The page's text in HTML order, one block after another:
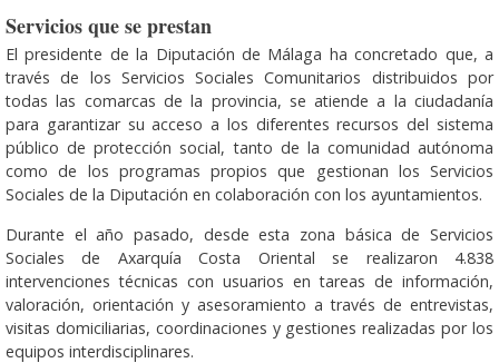
Servicios que se prestan
El presidente de la Diputación de Málaga ha concretado que, a
través de los Servicios Sociales Comunitarios distribuidos por
todas las comarcas de la provincia, se atiende a la ciudadanía
para garantizar su acceso a los diferentes recursos del sistema
público de protección social, tanto de la comunidad autónoma
como de los programas propios que gestionan los Servicios
Sociales de la Diputación en colaboración con los ayuntamientos.
Durante el año pasado, desde esta zona básica de Servicios
Sociales de Axarquía Costa Oriental se realizaron 4.838
intervenciones técnicas con usuarios en tareas de información,
valoración, orientación y asesoramiento a través de entrevistas,
visitas domiciliarias, coordinaciones y gestiones realizadas por los
equipos interdisciplinares.